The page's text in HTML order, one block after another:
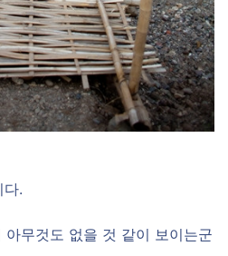
다.
무것도 없을 것 같이 보이는군